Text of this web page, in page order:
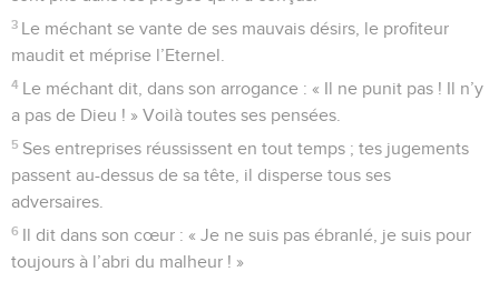
3 Le méchant se vante de ses mauvais désirs, le profiteur
maudit et méprise l’Eternel.
4 Le méchant dit, dans son arrogance : « Il ne punit pas ! Il n’y
a pas de Dieu ! » Voilà toutes ses pensées.
5 Ses entreprises réussissent en tout temps ; tes jugements
passent au-dessus de sa tête, il disperse tous ses
adversaires.
6 Il dit dans son cœur : « Je ne suis pas ébranlé, je suis pour
toujours à l’abri du malheur ! »